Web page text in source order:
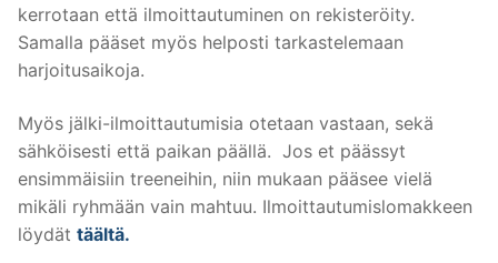
kerrotaan että ilmoittautuminen on rekisteröity.
Samalla pääset myös helposti tarkastelemaan
harjoitusaikoja.
Myös jälki-ilmoittautumisia otetaan vastaan, sekä
sähköisesti että paikan päällä. Jos et päässyt
ensimmäisiin treeneihin, niin mukaan pääsee vielä
mikäli ryhmään vain mahtuu. Ilmoittautumislomakkeen
löydät täältä.